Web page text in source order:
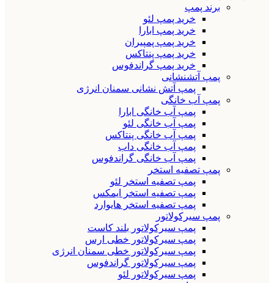
برند پمپ
خرید پمپ لئو
خرید پمپ ابارا
خرید پمپ پمپیران
خرید پمپ پنتاکس
خرید پمپ گراندفوس
پمپ آتشنشانی
پمپ آتش نشانی سمنان انرژی
پمپ آب خانگی
پمپ آب خانگی ابارا
پمپ آب خانگی لئو
پمپ آب خانگی پنتاکس
پمپ آب خانگی داب
پمپ آب خانگی گراندفوس
پمپ تصفیه استخر
پمپ تصفیه استخر لئو
پمپ تصفیه استخر ایمکس
پمپ تصفیه استخر هایوارد
پمپ سیرکولاتور
پمپ سیرکولاتور بلند کاست
پمپ سیرکولاتور خطی ارس
پمپ سیرکولاتور خطی سمنان انرژی
پمپ سیرکولاتور گراندفوس
پمپ سیرکولاتور لئو